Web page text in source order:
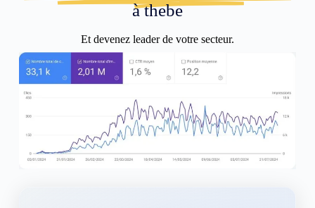
à thebe
Et devenez leader de votre secteur.